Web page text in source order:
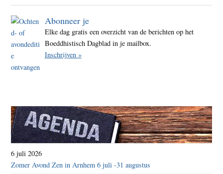
Abonneer je
Elke dag gratis een overzicht van de berichten op het
Boeddhistisch Dagblad in je mailbox.
Inschrijven »
6 juli 2026
Zomer Avond Zen in Arnhem 6 juli -31 augustus